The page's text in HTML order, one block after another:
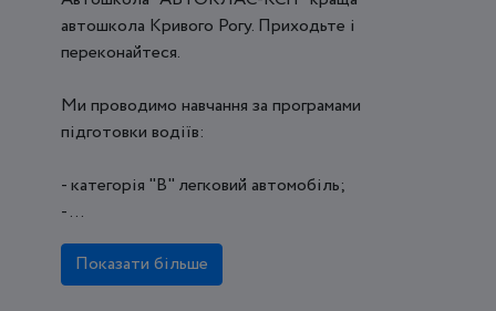
автошкола Кривого Рогу. Приходьте і
переконайтеся.
Ми проводимо навчання за програмами
підготовки водіїв:
- категорія "В" легковий автомобіль;
- ...
Показати більше